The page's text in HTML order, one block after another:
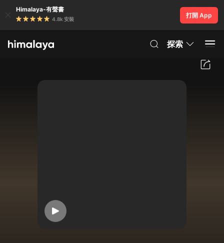
Himalaya-有聲書
4.8k 安裝
打開 App
探索